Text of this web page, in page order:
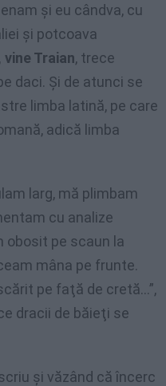
şi eu cândva, cu
şi potcoava
Traian, trece
daci. Şi de atunci se
limba latină, pe care
adică limba
larg, mă plimbam
cu analize
obosit pe scaun la
mâna pe frunte.
pe faţă de cretă…”,
dracii de băieţi se
şi văzând că încerc